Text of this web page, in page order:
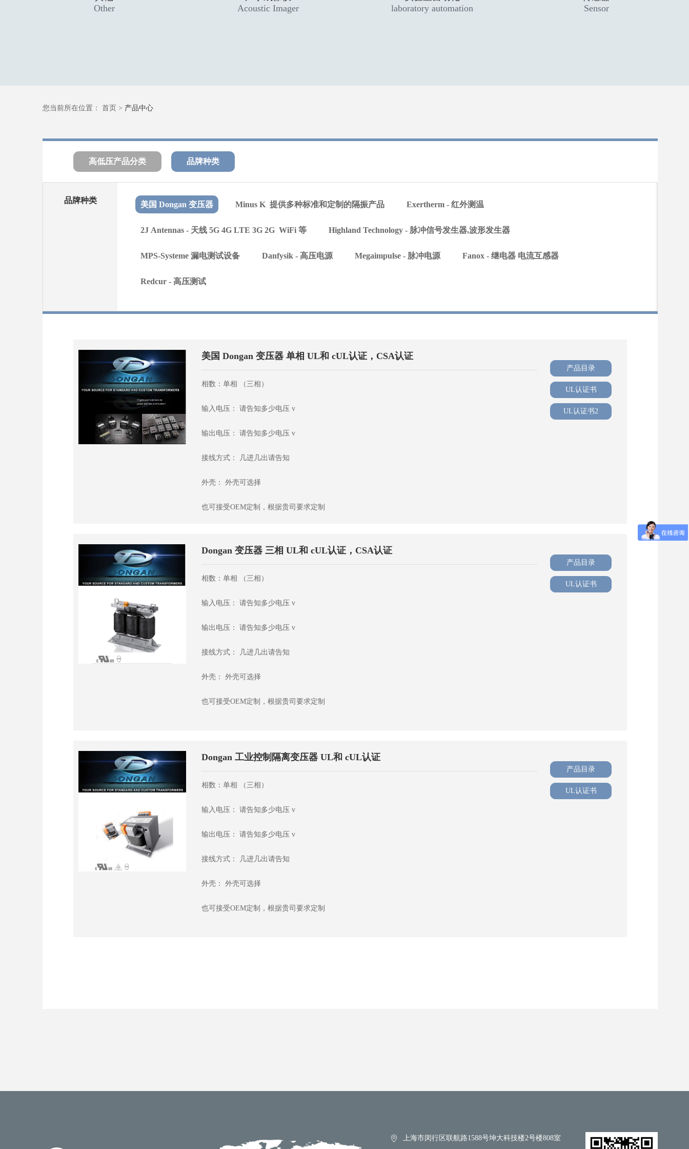
Other
Acoustic Imager
laboratory automation
Sensor
您当前所在位置： 首页 > 产品中心
高低压产品分类 品牌种类
品牌种类 美国 Dongan 变压器 Minus K 提供多种标准和定制的隔振产品 Exertherm - 红外测温
2J Antennas - 天线 5G 4G LTE 3G 2G WiFi 等 Highland Technology - 脉冲信号发生器,波形发生器
MPS-Systeme 漏电测试设备 Danfysik - 高压电源 Megaimpulse - 脉冲电源 Fanox - 继电器 电流互感器
Redcur - 高压测试
美国 Dongan 变压器 单相 UL和 cUL认证，CSA认证
相数：单相 （三相）
输入电压： 请告知多少电压 v
输出电压： 请告知多少电压 v
接线方式： 几进几出请告知
外壳： 外壳可选择
也可接受OEM定制，根据贵司要求定制
产品目录
UL认证书
UL认证书2
Dongan 变压器 三相 UL和 cUL认证，CSA认证
相数：单相 （三相）
输入电压： 请告知多少电压 v
输出电压： 请告知多少电压 v
接线方式： 几进几出请告知
外壳： 外壳可选择
也可接受OEM定制，根据贵司要求定制
产品目录
UL认证书
Dongan 工业控制隔离变压器 UL和 cUL认证
相数：单相 （三相）
输入电压： 请告知多少电压 v
输出电压： 请告知多少电压 v
接线方式： 几进几出请告知
外壳： 外壳可选择
也可接受OEM定制，根据贵司要求定制
产品目录
UL认证书
上海市闵行区联航路1588号坤大科技楼2号楼808室